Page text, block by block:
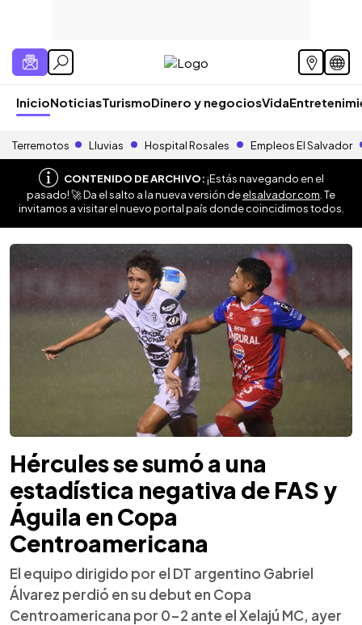
InicioNoticiasTurismoDinero y negociosVida
Terremotos Lluvias Hospital Rosales Empleos El Salvador
CONTENIDO DE ARCHIVO:¡Estás navegando en el
pasado! 🚀 Da el salto a la nueva versión deelsalvador.com . Te
invitamos a visitar el nuevo portal país donde coincidimos todos.
Hércules se sumó a una
estadística negativa de FAS y
Águila en Copa
Centroamericana
El equipo dirigido por el DT argentino Gabriel
Álvarez perdió en su debut en Copa
Centroamericana por 0-2 ante el Xelajú MC, ayer